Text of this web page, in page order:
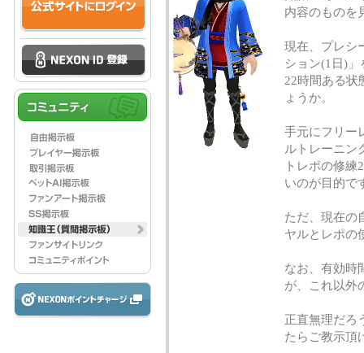
内容のものを
現在、プレシ
ション(1日)
22時間ある状
ょうか。
手元にフリー
ルトレーニン
トレポの修
いのが目的で
ただ、現在の
ヤルとレポの
なお、有効時
が、これ以外
正直無理だろ
たらご教示頂